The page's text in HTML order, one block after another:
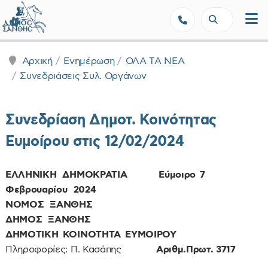
Αρχική Ενημέρωση
ΟΛΑ ΤΑ ΝΕΑ
Συνεδριάσεις Συλ. Οργάνων
Συνεδρίαση Δημοτ. Κοινότητας
Ευμοίρου στις 12/02/2024
ΕΛΛΗΝΙΚΗ ΔΗΜΟΚΡΑΤΙΑΕύμοιρο 7
Φεβρουαρίου 2024
ΝΟΜΟΣ ΞΑΝΘΗΣ
ΔΗΜΟΣ ΞΑΝΘΗΣ
ΔΗΜΟΤΙΚΗ ΚΟΙΝΟΤΗΤΑ ΕΥΜΟΙΡΟΥ
Πληροφορίες: Π. Κασάπης Αριθμ.Πρωτ. 3717